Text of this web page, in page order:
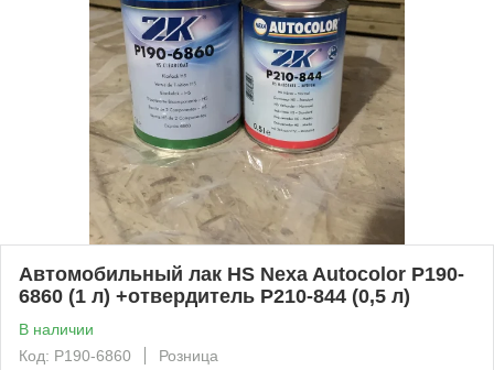
Автомобильный лак HS Nexa Autocolor P190-
6860 (1 л) +отвердитель P210-844 (0,5 л)
В наличии
Код: P190-6860
Розница